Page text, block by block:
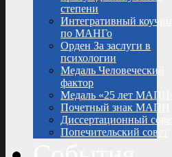
степени
Интегративный коучинг
по МАНГо
Орден За заслуги в
психологии
Медаль Человеческий
фактор
Медаль «25 лет МАПН»
Почетный знак МАПН
Диссертационный совет
Попечительский совет